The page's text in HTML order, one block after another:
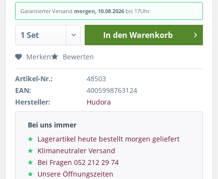
Garantierter Versand morgen, 10.08.2026 bis 17Uhr.
In den Warenkorb
Merken Bewerten
Artikel-Nr.:
48503
EAN:
4005998763124
Hersteller:
Hudora
Bei uns immer
Lagerartikel heute bestellt morgen geliefert
Klimaneutraler Versand
Bei Fragen 052 212 29 74
Unsere Öffnungszeiten